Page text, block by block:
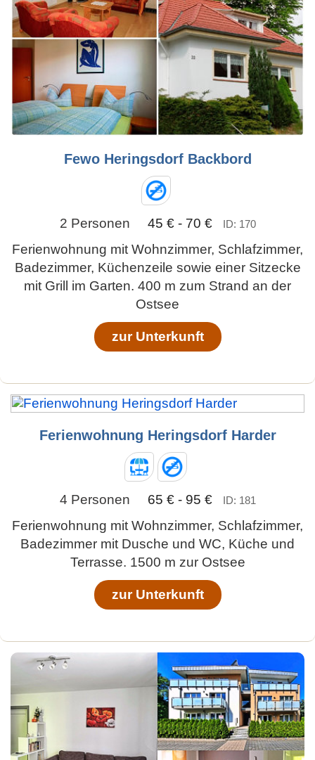
Fewo Heringsdorf Backbord
2 Personen 45 € - 70 € ID: 170
Ferienwohnung mit Wohnzimmer, Schlafzimmer,
Badezimmer, Küchenzeile sowie einer Sitzecke
mit Grill im Garten. 400 m zum Strand an der
Ostsee
zur Unterkunft
Ferienwohnung Heringsdorf Harder
4 Personen 65 € - 95 € ID: 181
Ferienwohnung mit Wohnzimmer, Schlafzimmer,
Badezimmer mit Dusche und WC, Küche und
Terrasse. 1500 m zur Ostsee
zur Unterkunft